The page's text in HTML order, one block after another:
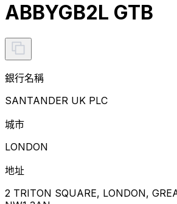
ABBYGB2L GTB
銀行名稱
SANTANDER UK PLC
城市
LONDON
地址
2 TRITON SQUARE, LONDON,